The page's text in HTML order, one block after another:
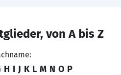
von A bis Z
H I J K L M N O P